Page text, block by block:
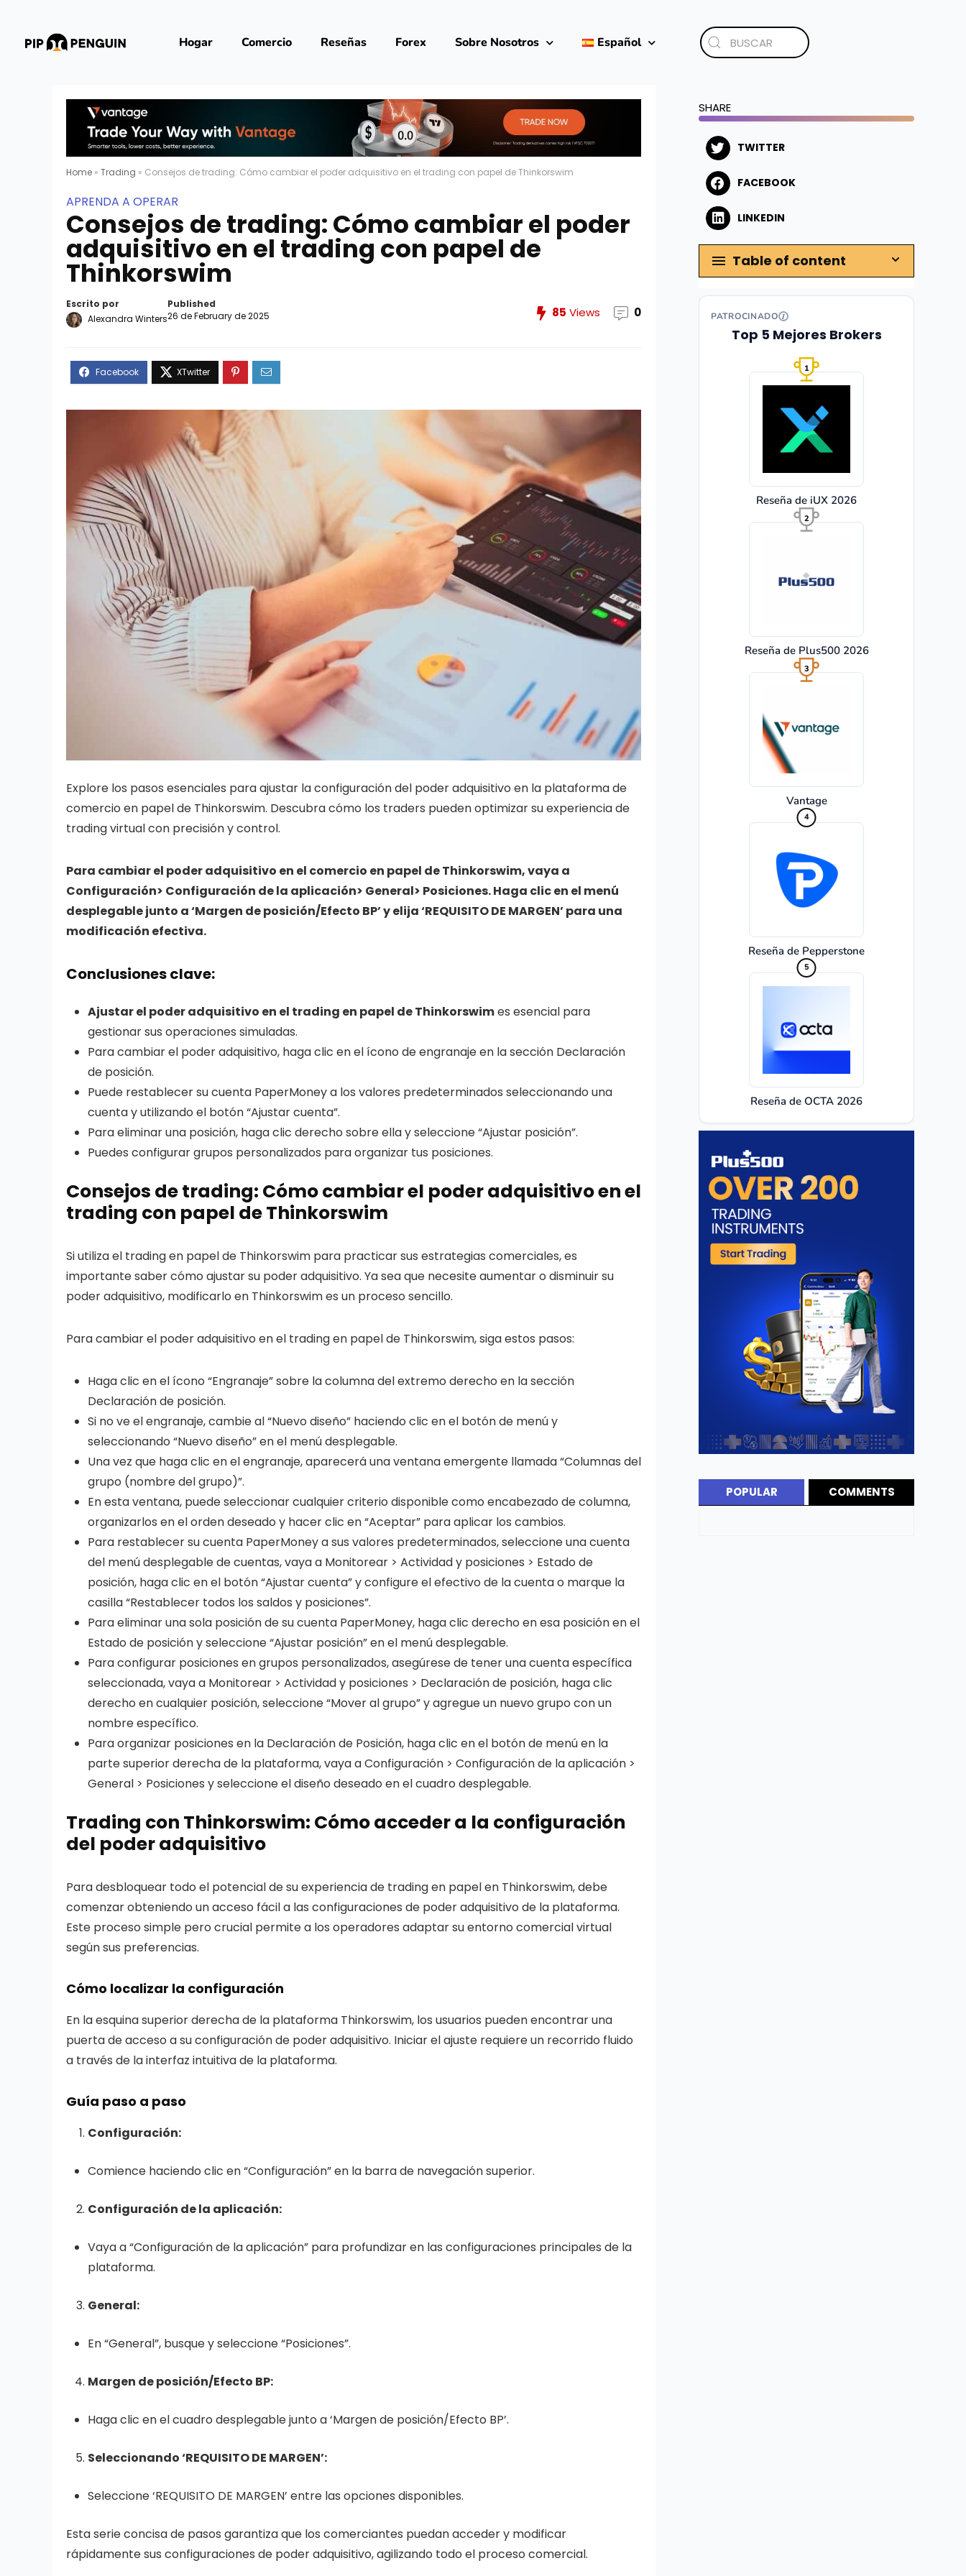
Hogar Comercio Reseñas Forex Sobre Nosotros​ Español
Home » Trading » Consejos de trading: Cómo cambiar el poder adquisitivo en el trading con papel de Thinkorswim
APRENDA A OPERAR
Consejos de trading: Cómo cambiar el poder
adquisitivo en el trading con papel de
Thinkorswim
Escrito por
Alexandra Winters
Published
26 de February de 2025
85 Views 0
Explore los pasos esenciales para ajustar la configuración del poder adquisitivo en la plataforma de
comercio en papel de Thinkorswim. Descubra cómo los traders pueden optimizar su experiencia de
trading virtual con precisión y control.
Para cambiar el poder adquisitivo en el comercio en papel de Thinkorswim, vaya a
Configuración> Configuración de la aplicación> General> Posiciones. Haga clic en el menú
desplegable junto a ‘Margen de posición/Efecto BP’ y elija ‘REQUISITO DE MARGEN’ para una
modificación efectiva.
Conclusiones clave:
Ajustar el poder adquisitivo en el trading en papel de Thinkorswimes esencial para
gestionar sus operaciones simuladas.
Para cambiar el poder adquisitivo, haga clic en el ícono de engranaje en la sección Declaración
de posición.
Puede restablecer su cuenta PaperMoney a los valores predeterminados seleccionando una
cuenta y utilizando el botón “Ajustar cuenta”.
Para eliminar una posición, haga clic derecho sobre ella y seleccione “Ajustar posición”.
Puedes configurar grupos personalizados para organizar tus posiciones.
Consejos de trading: Cómo cambiar el poder adquisitivo en el
trading con papel de Thinkorswim
Si utiliza el trading en papel de Thinkorswim para practicar sus estrategias comerciales, es
importante saber cómo ajustar su poder adquisitivo. Ya sea que necesite aumentar o disminuir su
poder adquisitivo, modificarlo en Thinkorswim es un proceso sencillo.
Para cambiar el poder adquisitivo en el trading en papel de Thinkorswim, siga estos pasos:
Haga clic en el ícono “Engranaje” sobre la columna del extremo derecho en la sección
Declaración de posición.
Si no ve el engranaje, cambie al “Nuevo diseño” haciendo clic en el botón de menú y
seleccionando “Nuevo diseño” en el menú desplegable.
Una vez que haga clic en el engranaje, aparecerá una ventana emergente llamada “Columnas del
grupo (nombre del grupo)”.
En esta ventana, puede seleccionar cualquier criterio disponible como encabezado de columna,
organizarlos en el orden deseado y hacer clic en “Aceptar” para aplicar los cambios.
Para restablecer su cuenta PaperMoney a sus valores predeterminados, seleccione una cuenta
del menú desplegable de cuentas, vaya a Monitorear > Actividad y posiciones > Estado de
posición, haga clic en el botón “Ajustar cuenta” y configure el efectivo de la cuenta o marque la
casilla “Restablecer todos los saldos y posiciones”.
Para eliminar una sola posición de su cuenta PaperMoney, haga clic derecho en esa posición en el
Estado de posición y seleccione “Ajustar posición” en el menú desplegable.
Para configurar posiciones en grupos personalizados, asegúrese de tener una cuenta específica
seleccionada, vaya a Monitorear > Actividad y posiciones > Declaración de posición, haga clic
derecho en cualquier posición, seleccione “Mover al grupo” y agregue un nuevo grupo con un
nombre específico.
Para organizar posiciones en la Declaración de Posición, haga clic en el botón de menú en la
parte superior derecha de la plataforma, vaya a Configuración > Configuración de la aplicación >
General > Posiciones y seleccione el diseño deseado en el cuadro desplegable.
Trading con Thinkorswim: Cómo acceder a la configuración
del poder adquisitivo
Para desbloquear todo el potencial de su experiencia de trading en papel en Thinkorswim, debe
comenzar obteniendo un acceso fácil a las configuraciones de poder adquisitivo de la plataforma.
Este proceso simple pero crucial permite a los operadores adaptar su entorno comercial virtual
según sus preferencias.
Cómo localizar la configuración
En la esquina superior derecha de la plataforma Thinkorswim, los usuarios pueden encontrar una
puerta de acceso a su configuración de poder adquisitivo. Iniciar el ajuste requiere un recorrido fluido
a través de la interfaz intuitiva de la plataforma.
Guía paso a paso
Configuración:
Comience haciendo clic en “Configuración” en la barra de navegación superior.
Configuración de la aplicación:
Vaya a “Configuración de la aplicación” para profundizar en las configuraciones principales de la
plataforma.
General:
En “General”, busque y seleccione “Posiciones”.
Margen de posición/Efecto BP:
Haga clic en el cuadro desplegable junto a ‘Margen de posición/Efecto BP’.
Seleccionando ‘REQUISITO DE MARGEN’:
Seleccione ‘REQUISITO DE MARGEN’ entre las opciones disponibles.
Esta serie concisa de pasos garantiza que los comerciantes puedan acceder y modificar
rápidamente sus configuraciones de poder adquisitivo, agilizando todo el proceso comercial.
SHARE
TWITTER
FACEBOOK
LINKEDIN
Table of content
PATROCINADO
Top 5 Mejores Brokers
1
Reseña de iUX 2026
2
Reseña de Plus500 2026
3
Vantage
4
Reseña de Pepperstone
5
Reseña de OCTA 2026
POPULAR COMMENTS